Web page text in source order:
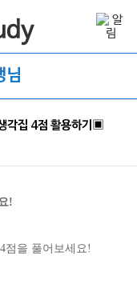
님
각집 4점 활용하기▣
!
점을 풀어보세요!